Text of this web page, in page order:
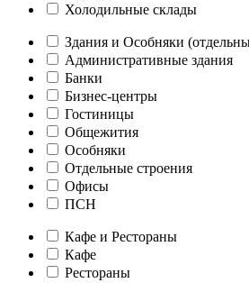
Холодильные склады
Здания и Особняки
Административные здания
Банки
Бизнес-центры
Гостиницы
Общежития
Особняки
Отдельные строения
Офисы
ПСН
Кафе и Рестораны
Кафе
Рестораны